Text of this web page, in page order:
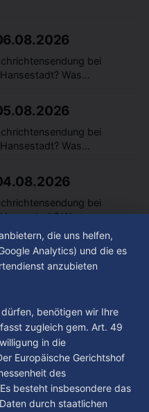
bei
Was
Montag bis Freitag LIVE
YouTube und im TV.
bei
Was
Montag bis Freitag LIVE
YouTube und im TV.
bei
Was
Hamburger? Was steht
Montag bis Freitag LIVE
YouTube und im TV.
bei
Was
Montag bis Freitag LIVE
auf YouTube und im TV.
die uns helfen,
Analytics) und die es
anzubieten
benötigen wir Ihre
zugleich gem. Art. 49
in die
Europäische Gerichtshof
des
besteht insbesondere das
durch staatlichen